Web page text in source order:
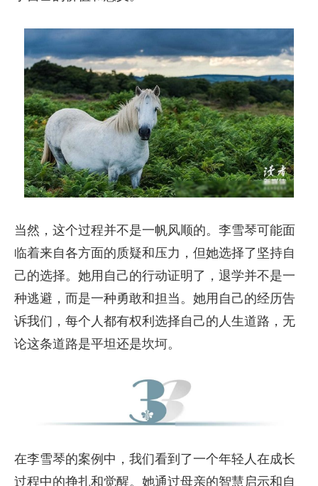
当然，这个过程并不是一帆风顺的。李雪琴可能面
临着来自各方面的质疑和压力，但她选择了坚持自
己的选择。她用自己的行动证明了，退学并不是一
种逃避，而是一种勇敢和担当。她用自己的经历告
诉我们，每个人都有权利选择自己的人生道路，无
论这条道路是平坦还是坎坷。
在李雪琴的案例中，我们看到了一个年轻人在成长
过程中的挣扎和觉醒。她通过母亲的智慧启示和自